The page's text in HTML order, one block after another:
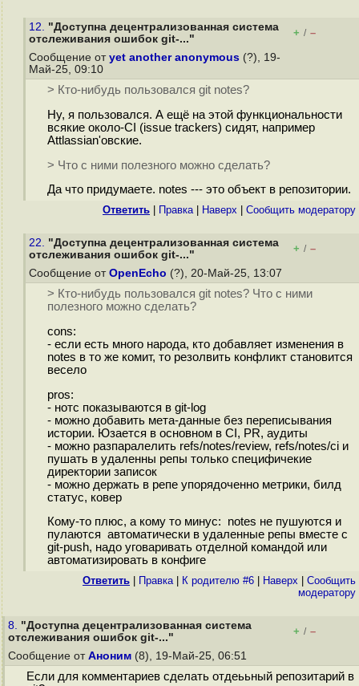
12. "Доступна децентрализованная система
отслеживания ошибок git-..."
+ / –
Сообщение от yet another anonymous (?), 19-
Май-25, 09:10
> Кто-нибудь пользовался git notes?
Ну, я пользовался. А ещё на этой функциональности
всякие около-CI (issue trackers) сидят, например
Attlassian'овские.
> Что с ними полезного можно сделать?
Да что придумаете. notes --- это объект в репозитории.
Ответить Правка| Наверх Cообщить модератору
22. "Доступна децентрализованная система
отслеживания ошибок git-..."
+ / –
Сообщение от OpenEcho (?), 20-Май-25, 13:07
> Кто-нибудь пользовался git notes? Что с ними
полезного можно сделать?
cons:
- если есть много народа, кто добавляет изменения в
notes в то же комит, то резолвить конфликт становится
весело
pros:
- нотс показываются в git-log
- можно добавить мета-данные без переписывания
истории. Юзается в основном в CI, PR, аудиты
- можно разпаралелить refs/notes/review, refs/notes/ci и
пушать в удаленны репы только специфичекие
директории записок
- можно держать в репе упорядоченно метрики, билд
статус, ковер
Кому-то плюс, а кому то минус: notes не пушуются и
пулаются автоматически в удаленные репы вместе с
git-push, надо уговаривать отделной командой или
автоматизировать в конфиге
Ответить Правка| К родителю #6 Наверх
Cообщить
модератору
8. "Доступна децентрализованная система
отслеживания ошибок git-..."
+ / –
Сообщение от Аноним (8), 19-Май-25, 06:51
Если для комментариев сделать отдеььный репозитарий в